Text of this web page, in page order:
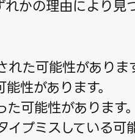
かの理由により見
た可能性がありま
性があります。
可能性があります
プミスしている可